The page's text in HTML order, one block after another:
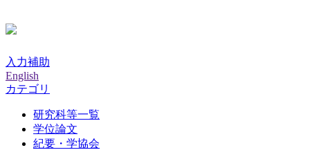
入力補助
English
カテゴリ
研究科等一覧
学位論文
紀要・学協会